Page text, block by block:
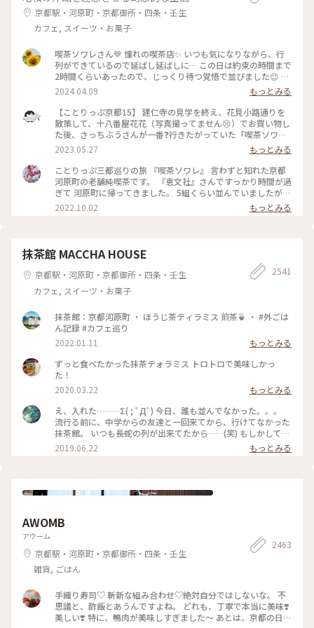
うお店です😊 #京都カフェ #パフェ活2024 #みたらし団子 #秋
の彩り #クラシカルな街 #私の好きな京都
京都駅・河原町・京都御所・四条・壬生
カフェ, スイーツ・お菓子
喫茶ソワレさん💙 憧れの喫茶店✨ いつも気になりながら、行
列ができているので延ばし延ばしに… この日は約束の時間まで
2時間くらいあったので、じっくり待つ覚悟で並びました😊 待
つ間も皆さんの投稿で拝見していた青の世界を想像し、ワクワ
ク💓 結局1時間ほど待ち、店内へ。 1番奥の、部屋が見渡せる
席に着きました。 深く青く、まるで別世界に入ったようです
💙 ぶどうの透かし彫りやライトもクラシックでキレイ✨ 頼ん
だのはご存じゼリーポンチ🌈✨ キレイ～✨ 優しいランプの明か
りにかざすとキラキラします✨ ゼリーの懐かしい感じや優しい
炭酸もいい！ 中の氷がゼリーと同じサイズで、ゼリーだと思
って口に入れてびっくりしてしまいました💦 あっという間に
食べ終わってしまいました😣 まだこの雰囲気の中にいたくて
コーヒーでも頼みたい…と思いましたが、きっと外には長い行
列ができているでしょうからお店を後にしました。 またこの
特別な空間に会いに行きたいです💙 #電車旅 #喫茶ソワレ #喫
2024.04.09
もっとみる
【ことりっぷ京都15】 建仁寺の見学を終え、花見小路通りを
散策して、十八番屋花花（写真撮ってません😢）でお買い物し
た後、さっちぶうさんが一番❓行きたがっていた「喫茶ソワ
レ」さんに向かいました😊 人気のお店なので長蛇の列ができ
ていると覚悟して行ったのですが、運良く２組しか待っていま
せんでした😄 15分くらいで案内され、２階の窓側の席へ。若
いグループばっかり😱 あ、でも、男性だけで来ているグルー
プも😊 私はヨーグルトポンチ、さっちぶうさんはゼリーポン
チフロートを注文しました。 店内の雰囲気は、暗めの照明で
したが、落ち着いていて良い雰囲気でした。 美味しくいただ
2023.05.27
もっとみる
ことりっぷ三都巡りの旅 『喫茶ソワレ』 言わずと知れた京都
河原町の老舗純喫茶です。 『恵文社』さんですっかり時間が過
ぎて 河原町に帰ってきました。 5組くらい並んでいましたが、
次々と呼ばれて すんなりと入店できました。 昔ながらのお店
を守っておられ、 狭い店内ですが、運良く2階の窓辺の 小さな
れた落ち着いた店内は 天井の梁や調度品もシックで美しく 昭
和の香りが漂っていますが、 お客さんは若い観光客の方が多
かったです。 お席もすごく近いのですが、 コーナーだったの
で ひっそりと自分の時間を過ごせました✨ ゆるり京都の街歩
きを楽しむことが できた素敵な1日でした。 ・ ・ #私のことり
茶ソワレ #純喫茶 #喫茶店 #ゼリーポンチ #ひんやりスイーツ #
京都スイーツ #京都カフェ #レトロ #レトロ喫茶 #昭和レトロ #
四条河原町 #京都 #ことりっぷ京都 #ことりっぷ三都巡りの旅
2022.10.02 もっとみる
抹茶館 MACCHA HOUSE
京都駅・河原町・京都御所・四条・壬生
カフェ, スイーツ・お菓子
2541
抹茶館：京都河原町 ・ ほうじ茶ティラミス 煎茶🍵 ・ #外ごは
ん記録 #カフェ巡り
2022.01.11
もっとみる
ずっと食べたかった抹茶テォラミス トロトロで美味しかっ
た！
2020.03.22
もっとみる
え、入れた………Σ( ; ﾟДﾟ) 今日、誰も並んでなかった。。。
流行る前に、中学からの友達と一回来てから、行けてなかった
抹茶館。 いつも長蛇の列が出来てたから……(笑) もしかして、
別の所に新しい店舗が出来たのかな？ ……と、思ってたのです
が、店の外に出たら列が出来てましたΣ( ; ﾟДﾟ)運が良かっ
るのかな……？？ほうじ茶だけだと、あんな粉っぽくないと思
2019.06.22 もっとみる
AWOMB
アウーム
京都駅・河原町・京都御所・四条・壬生
雑貨, ごはん
2463
手織り寿司♡ 斬新な組み合わせ♡絶対自分ではしないな。 不
思議と、酢飯とあうんですよね。 どれも、丁寧で本当に美味❣️
美しい❣️ 特に、鴨肉が美味しすぎました〜 あとは、京都の日本